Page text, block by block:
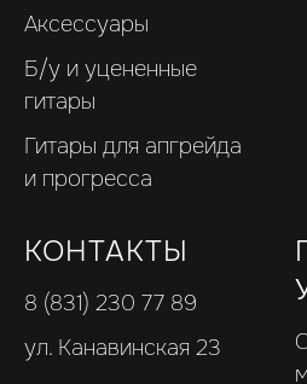
Аксессуары
Б/у и уцененные
гитары
Гитары для апгрейда
и прогресса
КОНТАКТЫ
8 (831) 230 77 89
ул. Канавинская 23